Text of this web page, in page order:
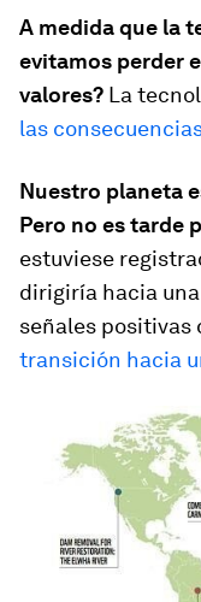
A medida que la
evitamos perder
valores? La
las
Nuestro planeta
Pero no es tarde
estuviese
dirigiría hacia
señales positivas
transición hacia